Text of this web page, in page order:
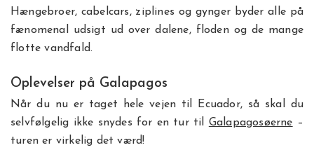
Hængebroer, cabelcars, ziplines og gynger byder alle på
fænomenal udsigt ud over dalene, floden og de mange
flotte vandfald.
Oplevelser på Galapagos
Når du nu er taget hele vejen til Ecuador, så skal du
selvfølgelig ikke snydes for en tur til Galapagosøerne –
turen er virkelig det værd!